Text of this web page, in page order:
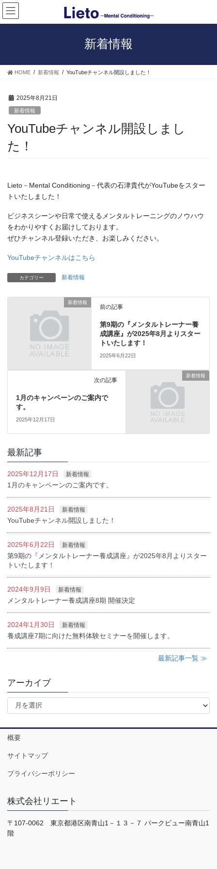
コ
ン
テ
ス
ナ
ビ
ゲ
ン
新着情報
HOME 新着情報 YouTubeチャンネル開設しました！
2025年8月21日
新着情報
YouTubeチャンネル開設しまし
た！
Lieto－Mental Conditioning－代表の石津貴代がYouTubeをスター
トいたしました！
ビジネスシーンや日常で使えるメンタルトレーニングのノウハウ
をわかりやすくお届けしております。
ぜひチャンネル登録いただき、お楽しみください。
YouTubeチャンネルはこちら
カテゴリー 新着情報
新着情報
前の記事
第9期の『メンタルトレーナー養
成講座』が2025年8月よりスター
トいたします！
2025年6月22日
新着情報
次の記事
1月のキャンペーンのご案内で
す。
2025年12月17日
最新記事
2025年12月17日 新着情報
1月のキャンペーンのご案内です。
2025年8月21日 新着情報
YouTubeチャンネル開設しました！
2025年6月22日 新着情報
第9期の『メンタルトレーナー養成講座』が2025年8月よりスター
トいたします！
2024年9月9日 新着情報
メンタルトレーナー養成講座8期 開催決定
2024年1月30日 新着情報
養成講座7期に向けた無料体験セミナーを開催します。
最新記事一覧 ≫
アーカイブ
ア
イ
ブ
概要
サイトマップ
プライバシーポリシー
株式会社リエート
〒107-0062 東京都港区南青山1－１３－７ パークビュー南青山1
階